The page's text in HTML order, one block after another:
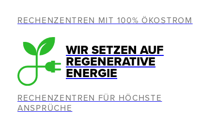
RECHENZENTREN MIT 100% ÖKOSTROM
WIR SETZEN AUF
REGENERATIVE
ENERGIE
RECHENZENTREN FÜR HÖCHSTE
ANSPRÜCHE